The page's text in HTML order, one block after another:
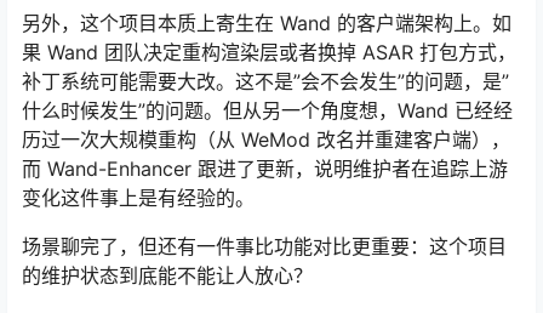
另外，这个项目本质上寄生在 Wand 的客户端架构上。如
果 Wand 团队决定重构渲染层或者换掉 ASAR 打包方式，
补丁系统可能需要大改。这不是”会不会发生”的问题，是”
什么时候发生”的问题。但从另一个角度想，Wand 已经经
历过一次大规模重构（从 WeMod 改名并重建客户端），
而 Wand-Enhancer 跟进了更新，说明维护者在追踪上游
变化这件事上是有经验的。
场景聊完了，但还有一件事比功能对比更重要：这个项目
的维护状态到底能不能让人放心？